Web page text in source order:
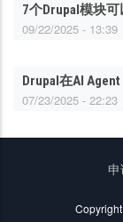
7个Drupal模块
09/22/2025 - 13:39
Drupal在AI
07/23/2025 - 22:23